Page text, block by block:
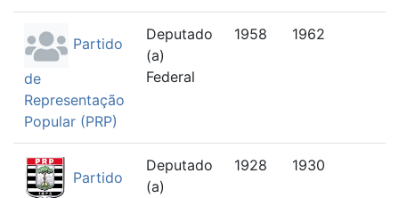
Partido
de
Representação
Popular (PRP)
Deputado
(a)
Federal
1958 1962
Partido
Deputado
(a)
1928 1930